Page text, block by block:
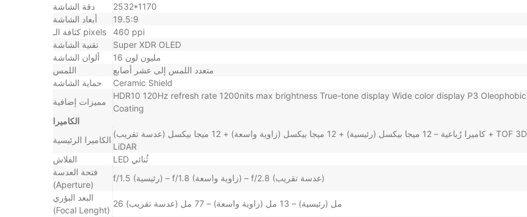
دقة الشاشة
2532*1170
أبعاد الشاشة
19.5:9
كثافة الـ pixels
460 ppi
تقنية الشاشة
Super XDR OLED
ألوان الشاشة
16 مليون لون
اللمس
متعدد اللمس إلى عشر أصابع
حماية الشاشة
Ceramic Shield
مميزات إضافية
HDR10 120Hz refresh rate 1200nits max brightness True-tone display Wide color display P3 Oleophobic
Coating
الكاميرا
الكاميرا الرئيسية
كاميرا رُباعية – 12 ميجا بيكسل (رئيسية) + 12 ميجا بيكسل (زاوية واسعة) + 12 ميجا بيكسل (عدسة تقريب) + TOF 3D
LiDAR
الفلاش
LED ثُنائي
فتحة العدسة
(Aperture)
f/1.5 (رئيسية) – f/1.8 (زاوية واسعة) – f/2.8 (عدسة تقريب)
البعد البؤري
(Focal Lenght)
26 مل (رئيسية) – 13 مل (زاوية واسعة) – 77 مل (عدسة تقريب)